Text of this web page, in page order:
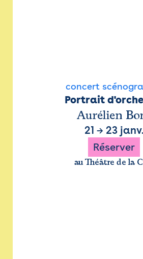
concert
Portrait
Aurélien
21 → 23 janv.
Réserver
au Théâtre de la